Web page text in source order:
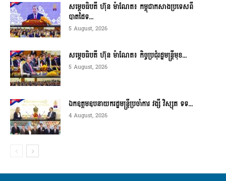
សម្ដេចធិបតី ហ៊ុន ម៉ាណែត៖ កម្ពុជាកសាងប្រទេសពី
បាតដៃទ...
5 August, 2026
សម្ដេចធិបតី ហ៊ុន ម៉ាណែត៖ កិច្ចប្រជុំរដ្ឋមន្ត្រីមុខ...
5 August, 2026
ឯកឧត្តមឧបនាយករដ្ឋមន្ត្រីប្រចាំការ វង្សី វិស្សុត ទទ...
4 August, 2026